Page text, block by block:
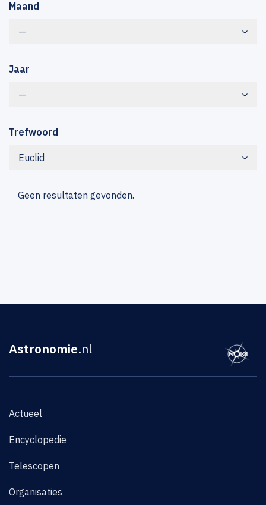
Maand
—
Jaar
—
Trefwoord
Euclid
Geen resultaten gevonden.
Astronomie.nl
Actueel
Encyclopedie
Telescopen
Organisaties